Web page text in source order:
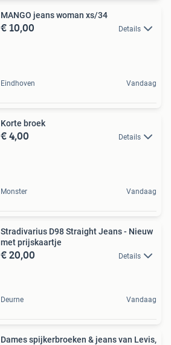
MANGO jeans woman xs/34
€ 10,00 Details
Eindhoven Vandaag
Korte broek
€ 4,00 Details
Monster Vandaag
Stradivarius D98 Straight Jeans - Nieuw
met prijskaartje
€ 20,00 Details
Deurne Vandaag
Dames spijkerbroeken & jeans van Levis,